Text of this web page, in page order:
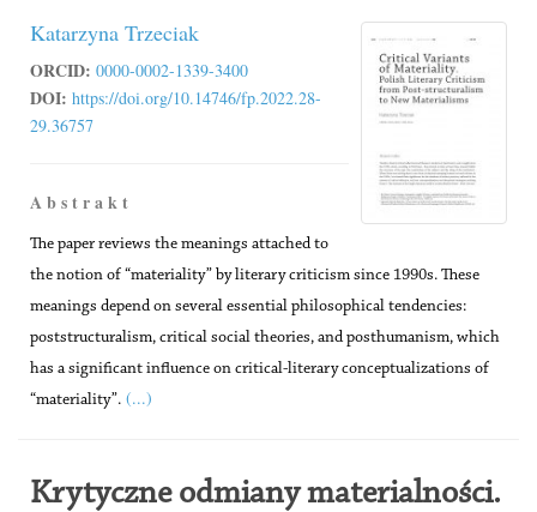
Katarzyna Trzeciak
ORCID: 0000-0002-1339-3400
DOI: https://doi.org/10.14746/fp.2022.28-
29.36757
A b s t r a k t
The paper reviews the meanings attached to
the notion of “materiality” by literary criticism since 1990s. These
meanings depend on several essential philosophical tendencies:
poststructuralism, critical social theories, and posthumanism, which
has a significant influence on critical-literary conceptualizations of
“materiality”. (...)
Krytyczne odmiany materialności.